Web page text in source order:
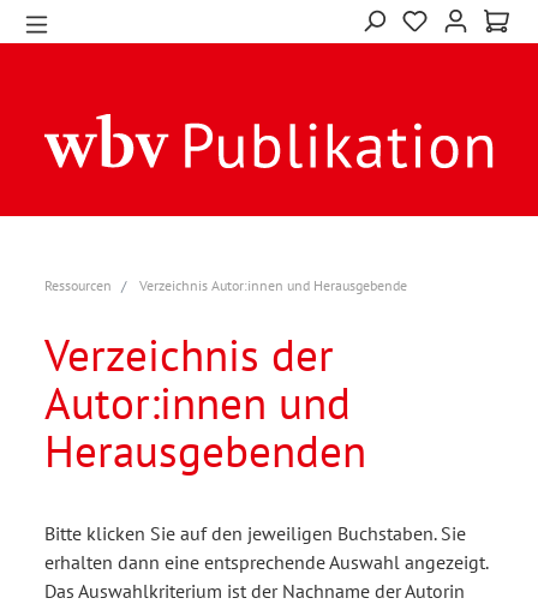
Ressourcen Verzeichnis Autor:innen und Herausgebende
Verzeichnis der
Autor:innen und
Herausgebenden
Bitte klicken Sie auf den jeweiligen Buchstaben. Sie
erhalten dann eine entsprechende Auswahl angezeigt.
Das Auswahlkriterium ist der Nachname der Autorin